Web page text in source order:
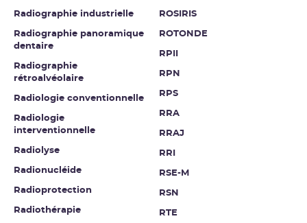
Radiographie industrielle
Radiographie panoramique
dentaire
Radiographie
rétroalvéolaire
Radiologie conventionnelle
Radiologie
interventionnelle
Radiolyse
Radionucléide
Radioprotection
Radiothérapie
ROSIRIS
ROTONDE
RPII
RPN
RPS
RRA
RRAJ
RRI
RSE-M
RSN
RTE